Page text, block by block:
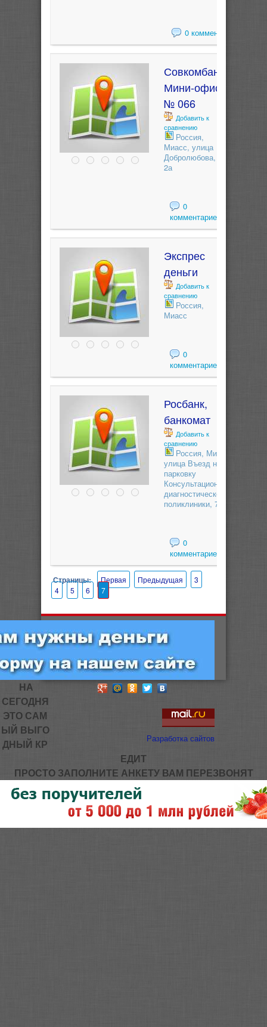
0 комментариев
Совкомбанк
Мини-офис
№ 066
Добавить к
сравнению
Россия,
Миасс, улица
Добролюбова,
2а
0
комментариев
Экспрес
деньги
Добавить к
сравнению
Россия,
Миасс
0
комментариев
Росбанк,
банкомат
Добавить к
сравнению
Россия, Миасс,
улица Въезд на
парковку
Консультационно-
диагностической
поликлиники, 7
0
комментариев
Страницы: Первая Предыдущая
3
4
5 6 7
Разработка сайтов
НА
СЕГОДНЯ
ЭТО САМ
ЫЙ ВЫГО
ДНЫЙ КР
ЕДИТ
ПРОСТО ЗАПОЛНИТЕ АНКЕТУ ВАМ ПЕРЕЗВОНЯТ